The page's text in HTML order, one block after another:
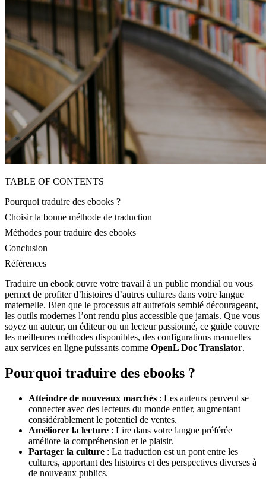
TABLE OF CONTENTS
Pourquoi traduire des ebooks ?
Choisir la bonne méthode de traduction
Méthodes pour traduire des ebooks
Conclusion
Références
Traduire un ebook ouvre votre travail à un public mondial ou vous
permet de profiter d’histoires d’autres cultures dans votre langue
maternelle. Bien que le processus ait autrefois semblé décourageant,
les outils modernes l’ont rendu plus accessible que jamais. Que vous
soyez un auteur, un éditeur ou un lecteur passionné, ce guide couvre
les meilleures méthodes disponibles, des configurations manuelles
aux services en ligne puissants comme OpenL Doc Translator.
Pourquoi traduire des ebooks ?
Atteindre de nouveaux marchés : Les auteurs peuvent se
connecter avec des lecteurs du monde entier, augmentant
considérablement le potentiel de ventes.
Améliorer la lecture : Lire dans votre langue préférée
améliore la compréhension et le plaisir.
Partager la culture : La traduction est un pont entre les
cultures, apportant des histoires et des perspectives diverses à
de nouveaux publics.